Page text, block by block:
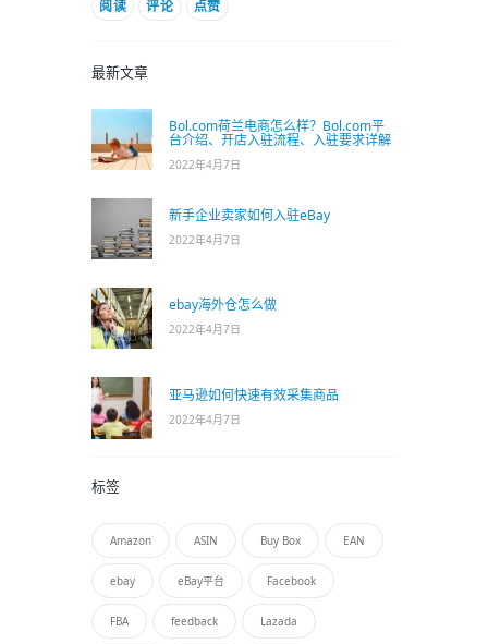
阅读 评论 点赞
最新文章
Bol.com荷兰电商怎么样？Bol.com平
台介绍、开店入驻流程、入驻要求详解
2022年4月7日
新手企业卖家如何入驻eBay
2022年4月7日
ebay海外仓怎么做
2022年4月7日
亚马逊如何快速有效采集商品
2022年4月7日
标签
Amazon ASIN Buy Box EAN
ebay eBay平台 Facebook
FBA feedback Lazada